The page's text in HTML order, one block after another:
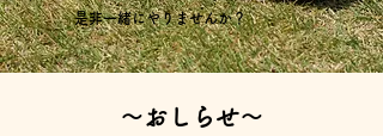
是非一緒にやりませんか？
​～おしらせ～